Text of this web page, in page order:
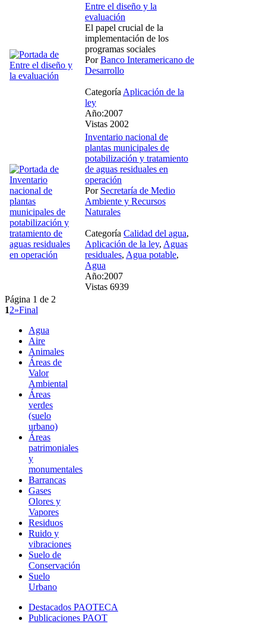
Entre el diseño y la
evaluación
El papel crucial de la
implementación de los
programas sociales
PorBanco Interamericano de
Desarrollo
Categoría Aplicación de la
ley
Año:2007
Vistas 2002
Inventario nacional de
plantas municipales de
potabilización y tratamiento
de aguas residuales en
operación
Por Secretaría de Medio
Ambiente y Recursos
Naturales
Categoría Calidad del agua,
Aplicación de la ley, Aguas
residuales, Agua potable,
Agua
Año:2007
Vistas 6939
Página 1 de 2
12»Final
Agua
Aire
Animales
Áreas de
Valor
Ambiental
Áreas
verdes
(suelo
urbano)
Áreas
patrimoniales
y
monumentales
Barrancas
Gases
Olores y
Vapores
Residuos
Ruido y
vibraciones
Suelo de
Conservación
Suelo
Urbano
Destacados PAOTECA
Publicaciones PAOT